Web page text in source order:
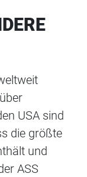
USA sind
die größte
und
ASS